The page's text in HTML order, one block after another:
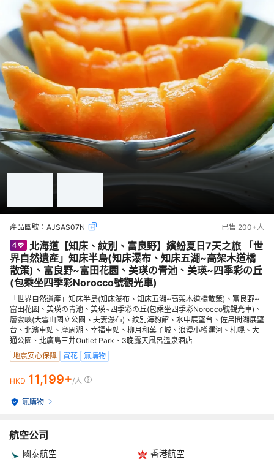
產品團號： AJSAS07N 已售 200+人
北海道【知床、紋別、富良野】繽紛夏日7天之旅 「世
界自然遺產」知床半島(知床瀑布、知床五湖~高架木道橋
散策)、富良野~富田花園、美瑛の青池、美瑛~四季彩の丘
(包乘坐四季彩Norocco號觀光車)
「世界自然遺產」知床半島(知床瀑布、知床五湖~高架木道橋散策)、富良野~
富田花園、美瑛の青池、美瑛~四季彩の丘(包乘坐四季彩Norocco號觀光車)、
層雲峽(大雪山國立公園、夫妻瀑布)、紋別海豹館、水中展望台、佐呂間湖展望
台、北濱車站、摩周湖、幸福車站、柳月和菓子城、浪漫小樽運河、札幌、大
通公園、北廣島三井Outlet Park、3晚露天風呂溫泉酒店
地震安心保障
賞花 無購物
HKD 11,199+/人
無購物
航空公司
國泰航空 香港航空